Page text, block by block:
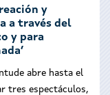
y
a través del
y para
abre hasta el
tres espectáculos,